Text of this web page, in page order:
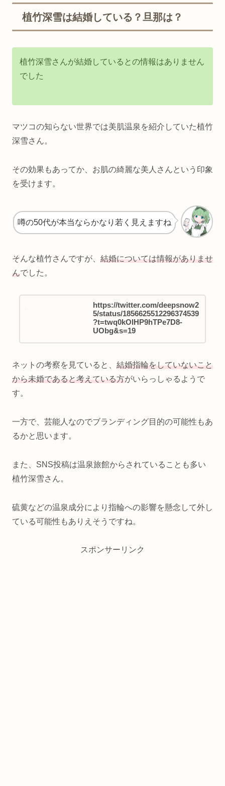
植竹深雪は結婚している？旦那は？
植竹深雪さんが結婚しているとの情報はありません
でした
マツコの知らない世界では美肌温泉を紹介していた植竹
深雪さん。
その効果もあってか、お肌の綺麗な美人さんという印象
を受けます。
噂の50代が本当ならかなり若く見えますね
そんな植竹さんですが、 結婚については情報がありませ
んでした。
https://twitter.com/deepsnow2
5/status/1856625512296374539
?t=twq0kOlHP9hTPe7D8-
UObg&s=19
ネットの考察を見ていると、 結婚指輪をしていないこと
から未婚であると考えている方がいらっしゃるようで
す。
一方で、芸能人なのでブランディング目的の可能性もあ
るかと思います。
また、SNS投稿は温泉旅館からされていることも多い
植竹深雪さん。
硫黄などの温泉成分により指輪への影響を懸念して外し
ている可能性もありえそうですね。
スポンサーリンク